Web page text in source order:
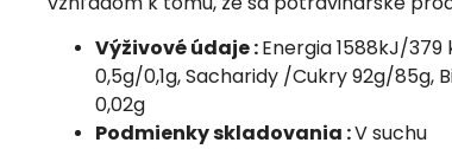
Výživové údaje :Energia 1588kJ/379
0,5g/0,1g, Sacharidy /Cukry 92g/85g,
0,02g
Podmienky skladovania :V suchu